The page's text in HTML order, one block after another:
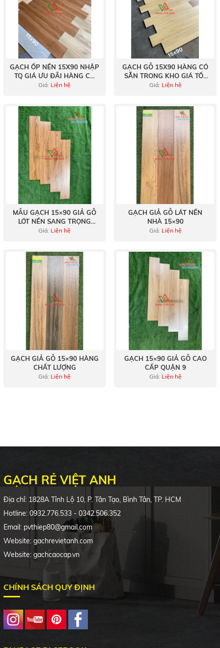
GẠCH ỐP NỀN 15X90 NHẬP
TQ GIÁ ƯU ĐÃI HÀNG CÓ
SẴN
Giá: Liện hệ
GẠCH GỖ 15X90 HÀNG CÓ
SẴN TRONG KHO GIÁ TỐT
LIỀN TAY
Giá: Liện hệ
MẪU GẠCH 15×90 GIẢ GỖ
LÓT NỀN SANG TRỌNG
QUẬN 10
Giá: Liện hệ
GẠCH GIẢ GỖ LÁT NỀN
NHÀ 15×90
Giá: Liện hệ
GẠCH GIẢ GỖ 15×90 HÀNG
CHẤT LƯỢNG
Giá: Liện hệ
GẠCH 15×90 GIẢ GỖ CAO
CẤP QUẬN 9
Giá: Liện hệ
GẠCH RẺ VIỆT ANH
Địa chỉ: 1828A Tỉnh Lộ 10, P. Tân Tạo, Bình Tân, TP. HCM
Hotline: 0932.776.533 - 0342.506.352
Email: pvthiep80@gmail.com
Website: gachrevietanh.com
Website: gachcaocap.vn
CHÍNH SÁCH QUY ĐỊNH